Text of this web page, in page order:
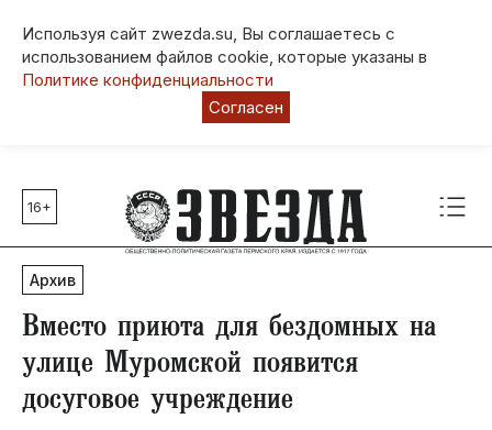
Используя сайт zwezda.su, Вы соглашаетесь с
использованием файлов cookie, которые указаны в
Политике конфиденциальности
Согласен
Главные темы
80 лет Победы
Молодежная столица РФ
СВО
Выборы в Пермском крае
Социальная поддержка
Инфраструктура
16+
Архив
Вместо приюта для бездомных на
улице Муромской появится
досуговое учреждение